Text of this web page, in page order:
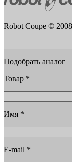
Robot Coupe ©
Подобрать аналог
Товар *
Имя *
E-mail *